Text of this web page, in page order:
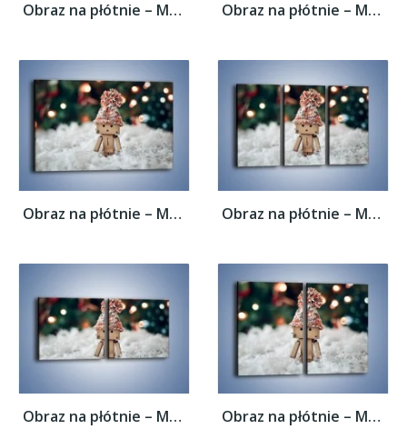
Obraz na płótnie – Mały ludek zimową porą... Obraz na płótnie – Mały ludek zimową porą...
Obraz na płótnie – Mały ludek zimową porą... Obraz na płótnie – Mały ludek zimową porą...
Obraz na płótnie – Mały ludek zimową porą... Obraz na płótnie – Mały ludek zimową porą...